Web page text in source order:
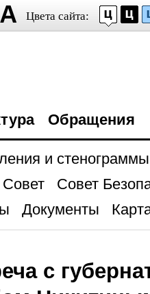
Цвета сайта:
Обращения
и стенограммы
Совет
Документы
с